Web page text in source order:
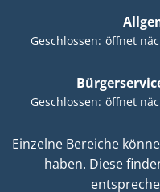
Klicken, um weitere
Geschlossen: öffnet
Klicken, um weitere
Geschlossen: öffnet
Einzelne Bereiche
haben. Diese